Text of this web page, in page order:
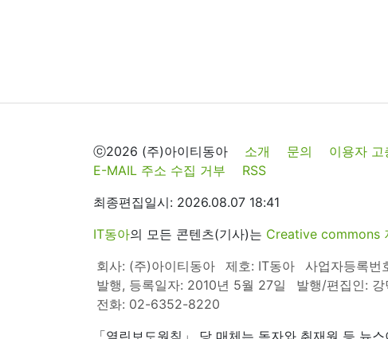
ⓒ2026 (주)아이티동아 소개 문의 이용자 고
E-MAIL 주소 수집 거부
RSS
최종편집일시: 2026.08.07 18:41
IT동아의 모든 콘텐츠(기사)는 Creative commons
회사: (주)아이티동아
제호: IT동아 사업자등록번
발행, 등록일자: 2010년 5월 27일
발행/편집인: 강
전화: 02-6352-8220
「열린보도원칙」 당 매체는 독자와 취재원 등 뉴